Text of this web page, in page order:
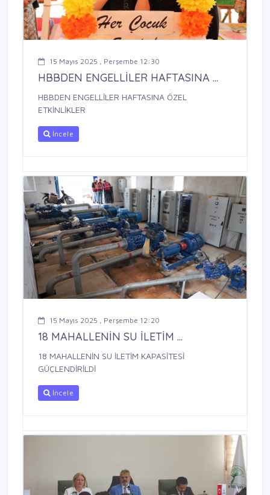
15 Mayıs 2025 , Perşembe 12:30
HBBDEN ENGELLİLER HAFTASINA ...
HBBDEN ENGELLİLER HAFTASINA ÖZEL
ETKİNLİKLER
İncele
15 Mayıs 2025 , Perşembe 12:20
18 MAHALLENİN SU İLETİM ...
18 MAHALLENİN SU İLETİM KAPASİTESİ
GÜÇLENDİRİLDİ
İncele